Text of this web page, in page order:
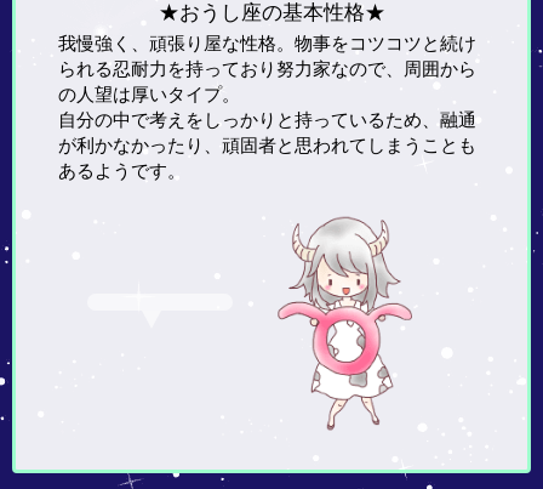
★おうし座の基本性格★
我慢強く、頑張り屋な性格。物事をコツコツと続け
られる忍耐力を持っており努力家なので、周囲から
の人望は厚いタイプ。
自分の中で考えをしっかりと持っているため、融通
が利かなかったり、頑固者と思われてしまうことも
あるようです。